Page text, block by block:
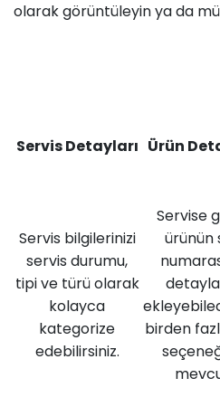
olarak görüntüleyin ya da
Servis Detayları Ürün
Servis bilgilerinizi
servis durumu,
tipi ve türü olarak
kolayca
kategorize
edebilirsiniz.
Servise
ürünün
birden